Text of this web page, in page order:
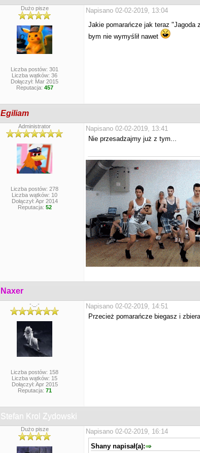
Dużo pisze
Liczba postów: 301
Liczba wątków: 36
Dołączył: Mar 2015
Reputacja: 457
Napisano 02-02-2019, 13:04
Jakie pomarańcze jak teraz "Jagoda
bym nie wymyślił nawet
Egiliam
Administrator
Liczba postów: 278
Liczba wątków: 10
Dołączył: Apr 2014
Reputacja: 52
Napisano 02-02-2019, 13:41
Nie przesadzajmy już z tym...
Naxer
-._.-
Liczba postów: 158
Liczba wątków: 15
Dołączył: Apr 2015
Reputacja: 71
Napisano 02-02-2019, 14:51
Przecież pomarańcze biegasz i
Stefan Krol Zydowski
Dużo pisze
Napisano 02-02-2019, 16:14
Shany napisał(a):